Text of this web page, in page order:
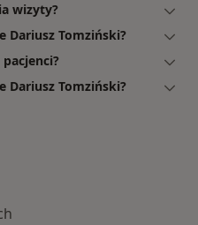
wizyty?
Dariusz Tomziński?
Dariusz Tomziński?